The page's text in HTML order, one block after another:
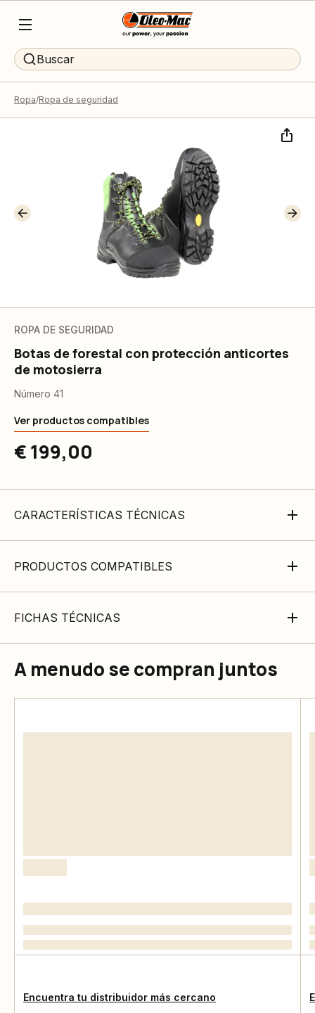
Buscar
Ropa Ropa de seguridad
ROPA DE SEGURIDAD
Botas de forestal con protección anticortes
de motosierra
Número 41
Ver productos compatibles
€ 199,00
CARACTERÍSTICAS TÉCNICAS
PRODUCTOS COMPATIBLES
FICHAS TÉCNICAS
A menudo se compran juntos
Encuentra tu distribuidor más cercano